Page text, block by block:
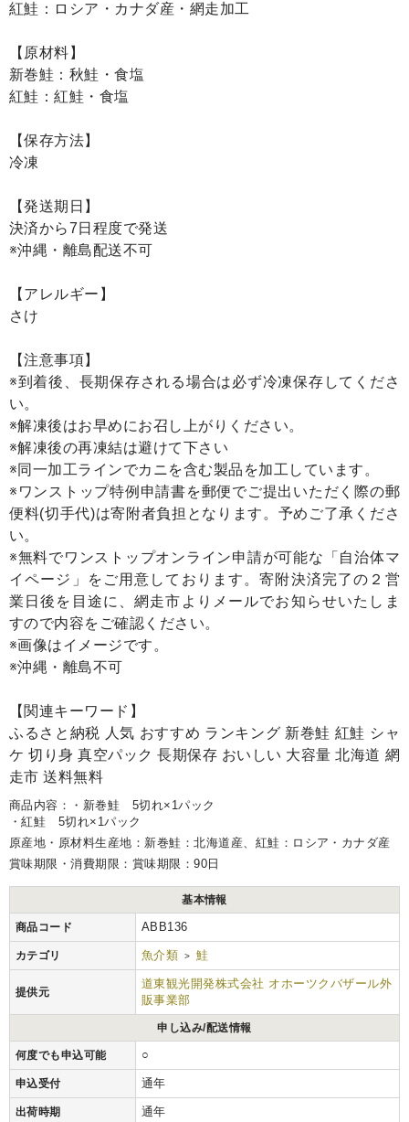
紅鮭：ロシア・カナダ産・網走加工
【原材料】
新巻鮭：秋鮭・食塩
紅鮭：紅鮭・食塩
【保存方法】
冷凍
【発送期日】
決済から7日程度で発送
※沖縄・離島配送不可
【アレルギー】
さけ
【注意事項】
※到着後、長期保存される場合は必ず冷凍保存してくださ
い。
※解凍後はお早めにお召し上がりください。
※解凍後の再凍結は避けて下さい
※同一加工ラインでカニを含む製品を加工しています。
※ワンストップ特例申請書を郵便でご提出いただく際の郵
便料(切手代)は寄附者負担となります。予めご了承くださ
い。
※無料でワンストップオンライン申請が可能な「自治体マ
イページ」をご用意しております。寄附決済完了の２営
業日後を目途に、網走市よりメールでお知らせいたしま
すので内容をご確認ください。
※画像はイメージです。
※沖縄・離島不可
【関連キーワード】
ふるさと納税 人気 おすすめ ランキング 新巻鮭 紅鮭 シャ
ケ 切り身 真空パック 長期保存 おいしい 大容量 北海道 網
走市 送料無料
商品内容：・新巻鮭 5切れ×1パック
・紅鮭 5切れ×1パック
原産地・原材料生産地：新巻鮭：北海道産、紅鮭：ロシア・カナダ産
賞味期限・消費期限：賞味期限：90日
基本情報
商品コード ABB136
カテゴリ 魚介類 > 鮭
提供元
道東観光開発株式会社 オホーツクバザール外
販事業部
申し込み/配送情報
何度でも申込可能 ○
申込受付 通年
出荷時期 通年